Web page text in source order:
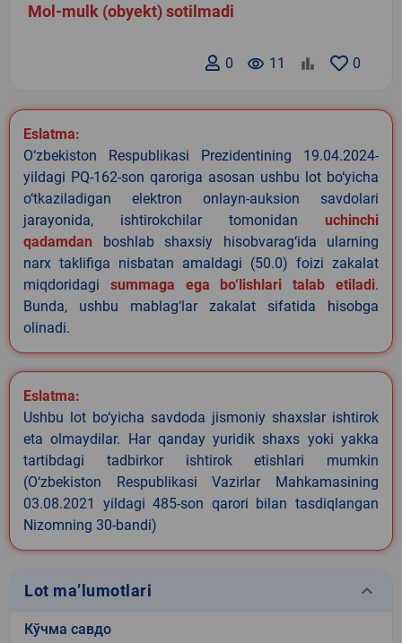
Mol-mulk (obyekt) sotilmadi
0
remove_red_eye 11
0
Eslatma:
O‘zbekiston Respublikasi Prezidentining 19.04.2024-
yildagi PQ-162-son qaroriga asosan ushbu lot bo‘yicha
o‘tkaziladigan elektron onlayn-auksion savdolari
jarayonida, ishtirokchilar tomonidan uchinchi
qadamdan boshlab shaxsiy hisobvarag‘ida ularning
narx taklifiga nisbatan amaldagi (50.0) foizi zakalat
miqdoridagi summaga ega bo‘lishlari talab etiladi.
Bunda, ushbu mablag‘lar zakalat sifatida hisobga
olinadi.
Eslatma:
Ushbu lot bo‘yicha savdoda jismoniy shaxslar ishtirok
eta olmaydilar. Har qanday yuridik shaxs yoki yakka
tartibdagi tadbirkor ishtirok etishlari mumkin
(O‘zbekiston Respublikasi Vazirlar Mahkamasining
03.08.2021 yildagi 485-son qarori bilan tasdiqlangan
Nizomning 30-bandi)
Lot ma’lumotlari keyboard_arrow_down
Кўчма савдо